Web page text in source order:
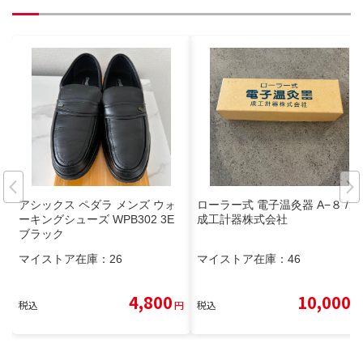
アシックス ペダラ メンズ ウォ
ーキングシューズ WPB302 3E
ブラック
マイストア在庫： 26
税込 4,800円
ローラー式 電子温灸器 A−８ /
成工計器株式会社
マイストア在庫： 46
税込 10,000